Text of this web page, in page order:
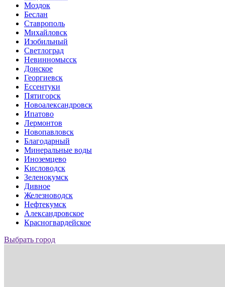
Моздок
Беслан
Ставрополь
Михайловск
Изобильный
Светлоград
Невинномысск
Донское
Георгиевск
Ессентуки
Пятигорск
Новоалександровск
Ипатово
Лермонтов
Новопавловск
Благодарный
Минеральные воды
Иноземцево
Кисловодск
Зеленокумск
Дивное
Железноводск
Нефтекумск
Александровское
Красногвардейское
Выбрать город